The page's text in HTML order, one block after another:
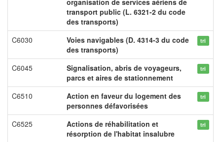
organisation de services aériens de
transport public (L. 6321-2 du code
des transports)
C6030
Voies navigables (D. 4314-3 du code
des transports)
tri
C6045
Signalisation, abris de voyageurs,
parcs et aires de stationnement
tri
C6510
Action en faveur du logement des
personnes défavorisées
tri
C6525
Actions de réhabilitation et
résorption de l'habitat insalubre
tri